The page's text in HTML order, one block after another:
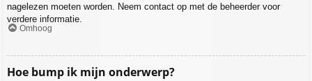
nagelezen moeten worden. Neem contact op met de beheerder voor
verdere informatie.
Omhoog
Hoe bump ik mijn onderwerp?